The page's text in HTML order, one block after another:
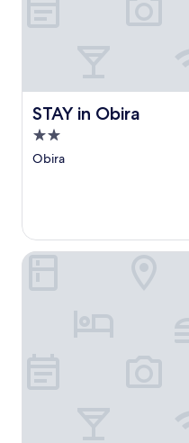
STAY in Obira
STAY in Obira
Propiedad
de
Obira
Hotel New White House